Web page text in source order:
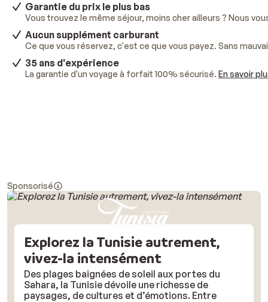
Garantie du prix le plus bas
Vous trouvez le même séjour, moins cher ailleurs ? Nous
Aucun supplément carburant
Ce que vous réservez, c'est ce que vous payez. Sans
35 ans d'expérience
La garantie d'un voyage à forfait 100% sécurisé. En savoir
Sponsorisé
Explorez la Tunisie autrement,
vivez-la intensément
Des plages baignées de soleil aux portes du
Sahara, la Tunisie dévoile une richesse de
paysages, de cultures et d’émotions. Entre